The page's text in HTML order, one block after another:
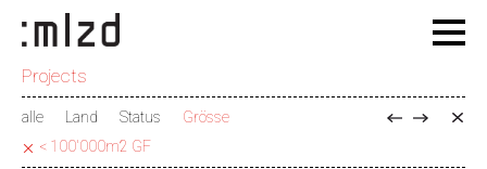
Projects
alle Land Status
Grösse
< 100'000m2 GF